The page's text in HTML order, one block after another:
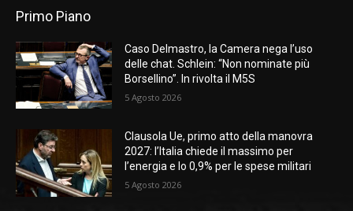
Primo Piano
Caso Delmastro, la Camera nega l’uso
delle chat. Schlein: “Non nominate più
Borsellino”. In rivolta il M5S
5 Agosto 2026
Clausola Ue, primo atto della manovra
2027: l’Italia chiede il massimo per
l’energia e lo 0,9% per le spese militari
5 Agosto 2026